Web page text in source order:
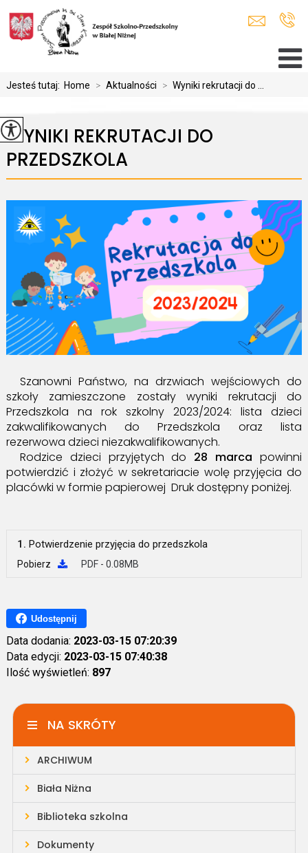
Jesteś tutaj: Home > Aktualności > Wyniki rekrutacji do ...
WYNIKI REKRUTACJI DO
PRZEDSZKOLA
Szanowni Państwo, na drzwiach wejściowych do
szkoły zamieszczone zostały wyniki rekrutacji do
Przedszkola na rok szkolny 2023/2024: lista dzieci
zakwalifikowanych do Przedszkola oraz lista
rezerwowa dzieci niezakwalifikowanych.
Rodzice dzieci przyjętych do 28 marca powinni
potwierdzić i złożyć w sekretariacie wolę przyjęcia do
placówki w formie papierowej Druk dostępny poniżej.
1. Potwierdzenie przyjęcia do przedszkola
Pobierz PDF - 0.08MB
Udostępnij
Data dodania: 2023-03-15 07:20:39
Data edycji: 2023-03-15 07:40:38
Ilość wyświetleń: 897
NA SKRÓTY
ARCHIWUM
Biała Niżna
Biblioteka szkolna
Dokumenty